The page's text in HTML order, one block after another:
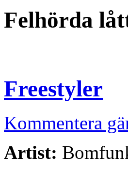
Felhörda
Freestyler
Kommentera
Artist: